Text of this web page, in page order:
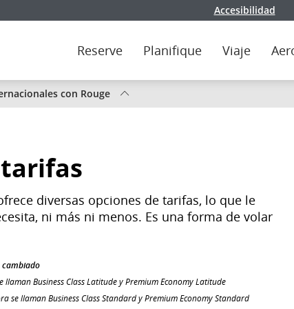
Accesibilidad
Reserve Planifique Viaje
con Rouge
diversas opciones de tarifas, lo que le
ni más ni menos. Es una forma de volar
cambiado
llaman Business Class Latitude y Premium Economy Latitude
se llaman Business Class Standard y Premium Economy Standard